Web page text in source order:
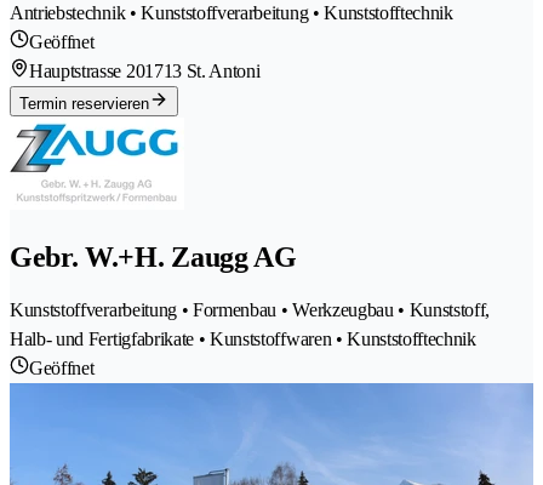
Antriebstechnik • Kunststoffverarbeitung • Kunststofftechnik
Geöffnet
Hauptstrasse 201713 St. Antoni
Termin reservieren
Gebr. W.+H. Zaugg AG
Kunststoffverarbeitung • Formenbau • Werkzeugbau • Kunststoff,
Halb- und Fertigfabrikate • Kunststoffwaren • Kunststofftechnik
Geöffnet